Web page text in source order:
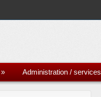
» Administration / services